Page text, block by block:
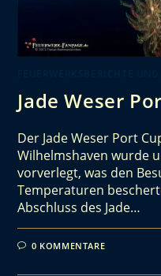
Jade Weser
Der Jade Weser Port
Wilhelmshaven wurde
vorverlegt, was den
Temperaturen
Abschluss des Jade…
0 KOMMENTARE